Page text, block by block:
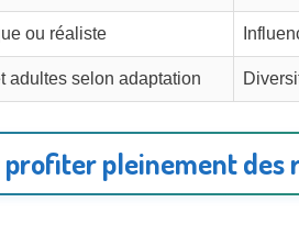
ou réaliste
adultes selon adaptation
profiter pleinement